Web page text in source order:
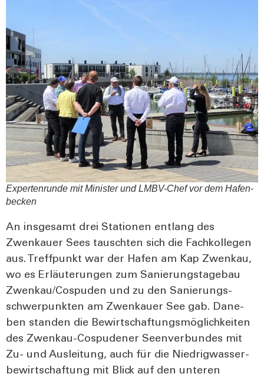
Exper­ten­run­de mit Minis­ter und LMBV-Chef vor dem Hafen­
be­cken
An ins­ge­samt drei Sta­tio­nen ent­lang des
Zwenkau­er Sees tausch­ten sich die Fach­kol­le­gen
aus. Treff­punkt war der Hafen am Kap Zwenkau,
wo es Erläu­te­run­gen zum Sanie­rungs­ta­ge­bau
Zwenkau/Cospuden und zu den Sanie­rungs­
schwer­punk­ten am Zwenkau­er See gab. Dane­
ben stan­den die Bewirt­schaf­tungs­mög­lich­kei­ten
des Zwenkau-Cos­pu­de­ner Seen­ver­bun­des mit
Zu- und Aus­lei­tung, auch für die Nied­rig­was­ser­
be­wirt­schaf­tung mit Blick auf den unte­ren